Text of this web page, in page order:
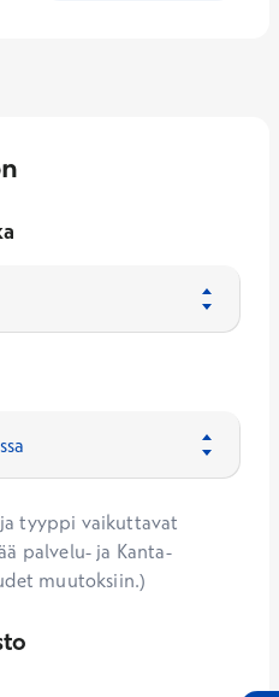
tyyppi vaikuttavat
palvelu- ja Kanta-
muutoksiin.)